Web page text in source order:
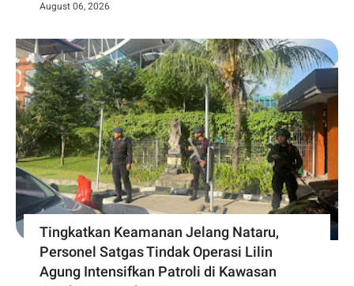
August 06, 2026
Tingkatkan Keamanan Jelang Nataru,
Personel Satgas Tindak Operasi Lilin
Agung Intensifkan Patroli di Kawasan